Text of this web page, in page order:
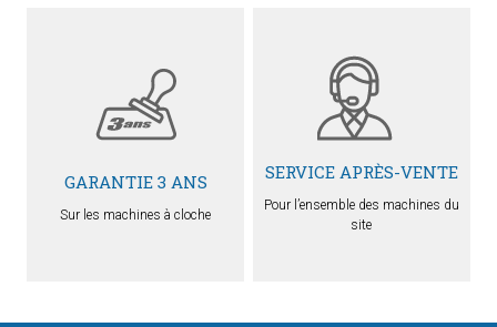
GARANTIE 3 ANS
Sur les machines à cloche
SERVICE APRÈS-VENTE
Pour l’ensemble des machines du
site